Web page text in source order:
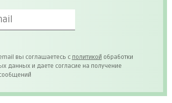
вы соглашаетесь с политикой обработки
данных и даете согласие на получение